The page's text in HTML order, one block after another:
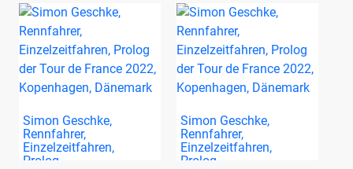
Simon Geschke,
Rennfahrer,
Einzelzeitfahren,
Prolog…
Simon Geschke,
Rennfahrer,
Einzelzeitfahren,
Prolog…